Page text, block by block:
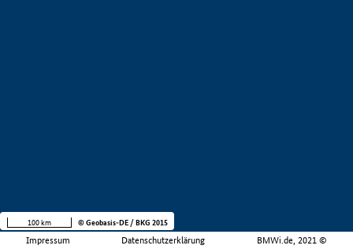
Impressum Datenschutzerklärung BMWi.de, 2021 ©
100 km © Geobasis-DE / BKG 2015